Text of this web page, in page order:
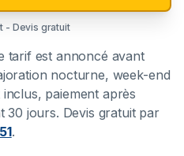
- Devis gratuit
tarif est annoncé avant
nocturne, week-end
paiement après
30 jours. Devis gratuit par
.